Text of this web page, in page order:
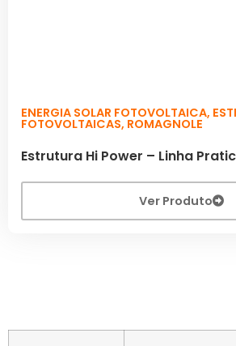
ENERGIA SOLAR FOTOVOLTAICA,
FOTOVOLTAICAS, ROMAGNOLE
Estrutura Hi Power – Linha
Ver Produto